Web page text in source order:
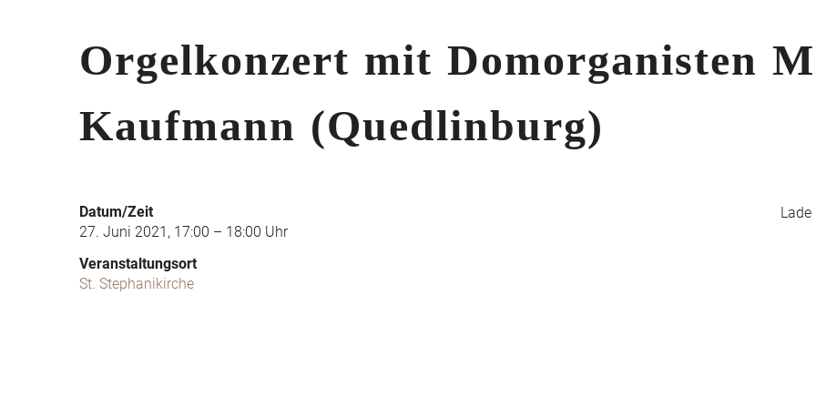
Orgelkonzert mit Domorganisten
Kaufmann (Quedlinburg)
Lade
Datum/Zeit
27. Juni 2021, 17:00 – 18:00 Uhr
Veranstaltungsort
St. Stephanikirche